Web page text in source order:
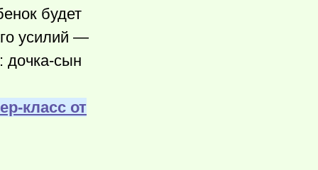
будет
усилий —
дочка-сын
класс от